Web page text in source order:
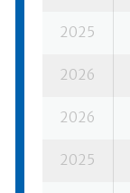
2025
2026
2026
2025